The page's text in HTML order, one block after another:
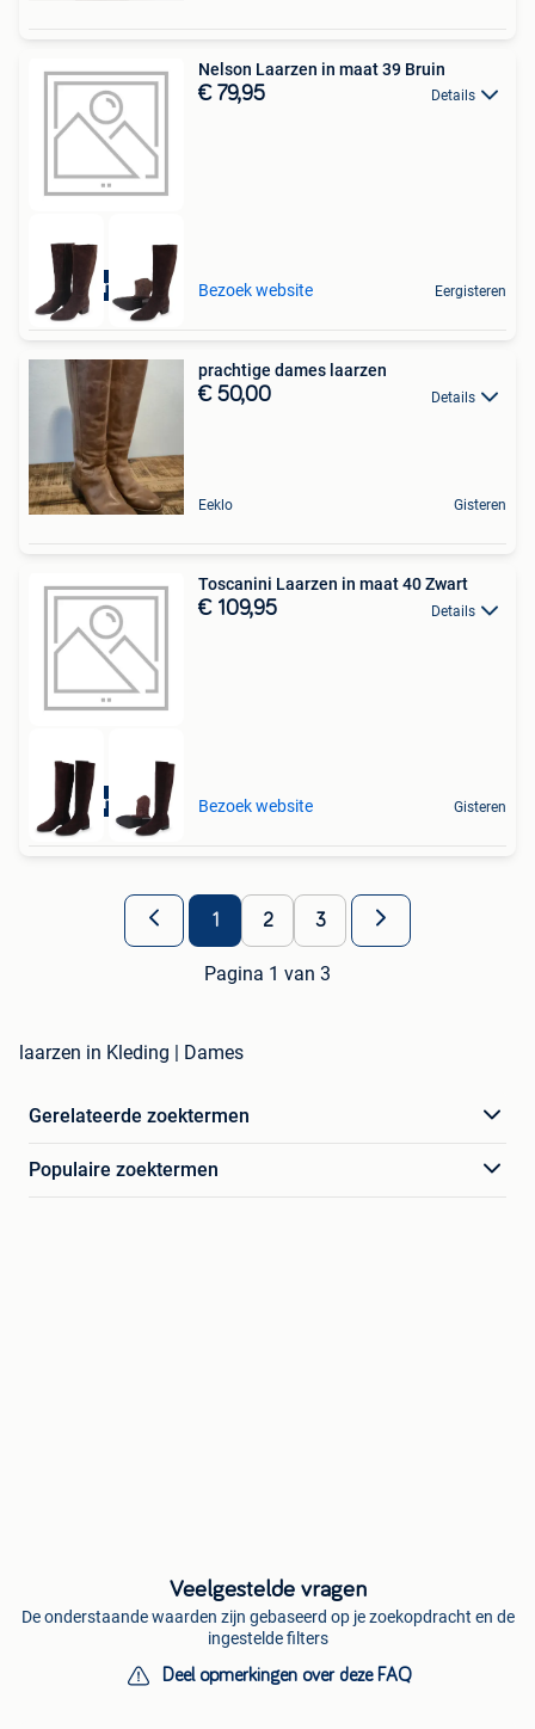
Duurzame deal
Nelson Laarzen in maat 39 Bruin
€ 79,95 Details
Bezoek website Eergisteren
prachtige dames laarzen
€ 50,00 Details
Eeklo Gisteren
Duurzame deal
Toscanini Laarzen in maat 40 Zwart
€ 109,95 Details
Bezoek website Gisteren
1 2 3
Pagina 1 van 3
laarzen in Kleding | Dames
Gerelateerde zoektermen
Populaire zoektermen
Veelgestelde vragen
De onderstaande waarden zijn gebaseerd op je zoekopdracht en de
ingestelde filters
Deel opmerkingen over deze FAQ